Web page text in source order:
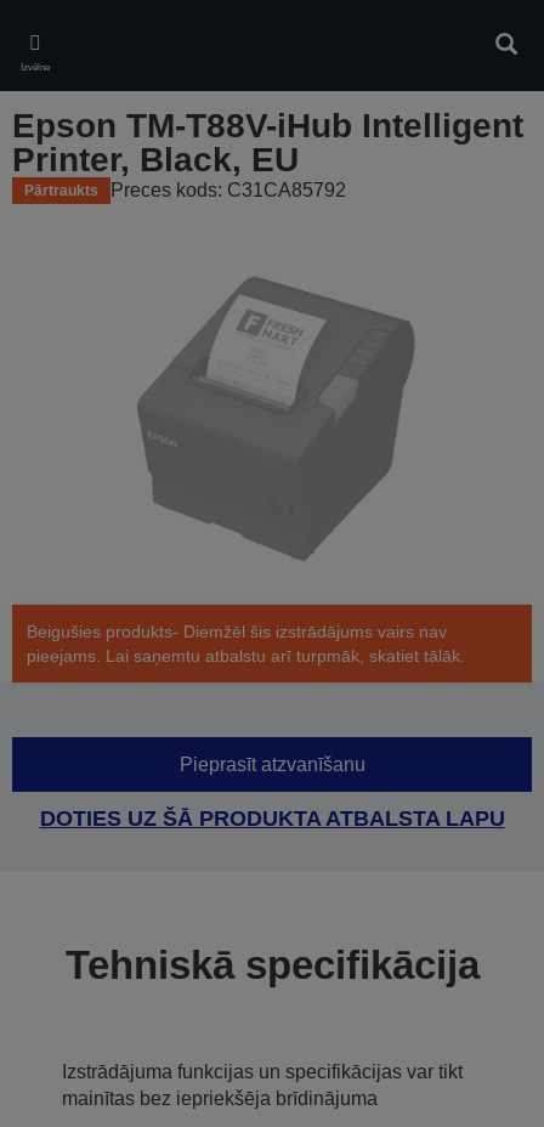
main
content
Izvēlne
Epson TM-T88V-iHub Intelligent
Printer, Black, EU
Pārtraukts Preces kods: C31CA85792
Beigušies produkts- Diemžēl šis izstrādājums vairs nav
pieejams. Lai saņemtu atbalstu arī turpmāk, skatiet tālāk.
Pieprasīt atzvanīšanu
DOTIES UZ ŠĀ PRODUKTA ATBALSTA LAPU
Tehniskā specifikācija
Izstrādājuma funkcijas un specifikācijas var tikt
mainītas bez iepriekšēja brīdinājuma